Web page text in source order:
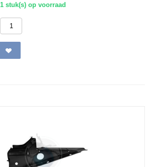
1 stuk(s) op voorraad